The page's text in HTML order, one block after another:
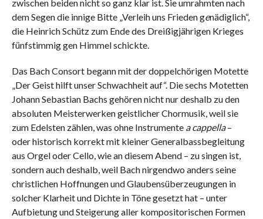
zwischen beiden nicht so ganz klar ist. Sie umrahmten nach
dem Segen die innige Bitte „Verleih uns Frieden genädiglich“,
die Heinrich Schütz zum Ende des Dreißigjährigen Krieges
fünfstimmig gen Himmel schickte.
Das Bach Consort begann mit der doppelchörigen Motette
„Der Geist hilft unser Schwachheit auf“. Die sechs Motetten
Johann Sebastian Bachs gehören nicht nur deshalb zu den
absoluten Meisterwerken geistlicher Chormusik, weil sie
zum Edelsten zählen, was ohne Instrumente a cappella–
oder historisch korrekt mit kleiner Generalbassbegleitung
aus Orgel oder Cello, wie an diesem Abend – zu singen ist,
sondern auch deshalb, weil Bach nirgendwo anders seine
christlichen Hoffnungen und Glaubensüberzeugungen in
solcher Klarheit und Dichte in Töne gesetzt hat – unter
Aufbietung und Steigerung aller kompositorischen Formen